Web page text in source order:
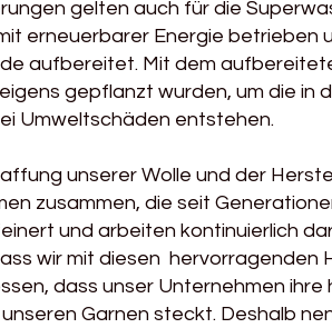
gelten auch für die
erneuerbarer Energie betrieben
aufbereitet. Mit dem
gepflanzt wurden, um die in
Umweltschäden entstehen.
unserer Wolle und der
zusammen, die seit
und arbeiten kontinuierlich
wir mit diesen hervorragenden
dass unser Unternehmen
Garnen steckt. Deshalb